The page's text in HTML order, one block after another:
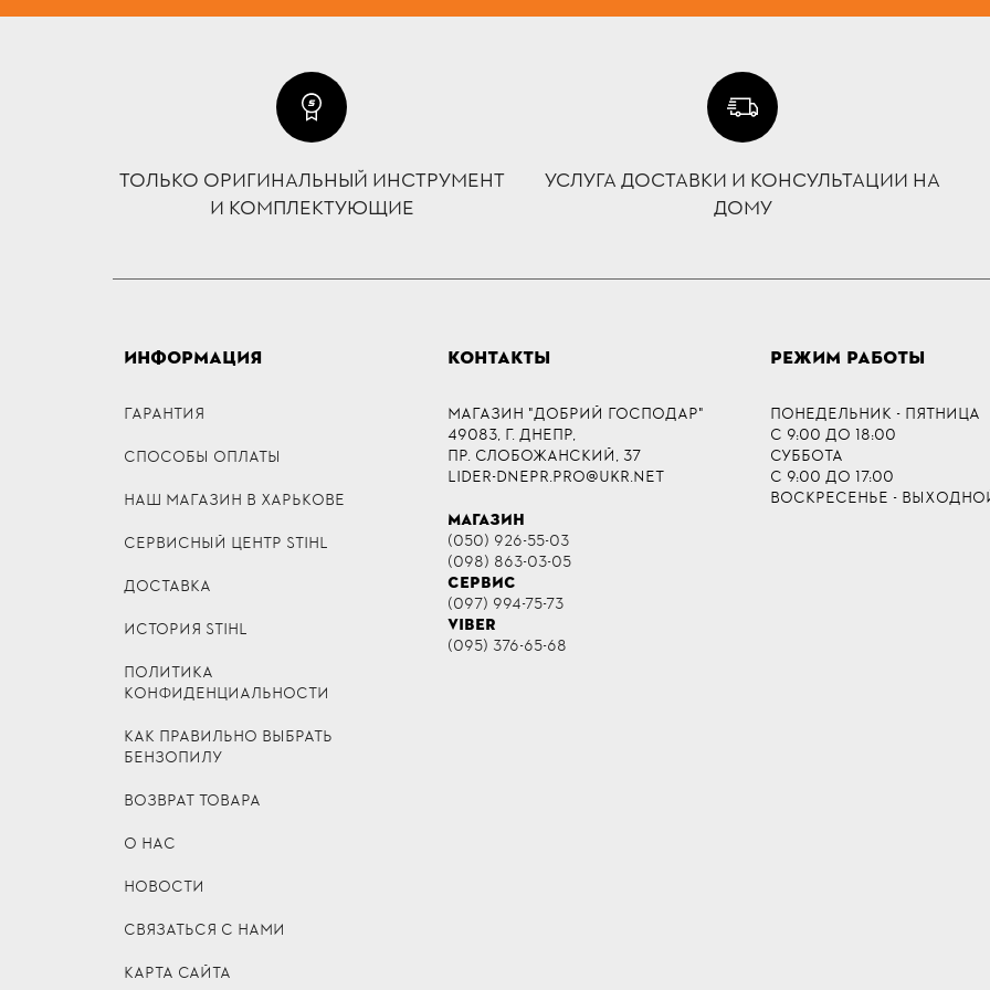
ТОЛЬКО ОРИГИНАЛЬНЫЙ ИНСТРУМЕНТ
И КОМПЛЕКТУЮЩИЕ
УСЛУГА ДОСТАВКИ И КОНСУЛЬТАЦИИ НА
ДОМУ
ИНФОРМАЦИЯ
ГАРАНТИЯ
СПОСОБЫ ОПЛАТЫ
НАШ МАГАЗИН В ХАРЬКОВЕ
СЕРВИСНЫЙ ЦЕНТР STIHL
ДОСТАВКА
ИСТОРИЯ STIHL
ПОЛИТИКА
КОНФИДЕНЦИАЛЬНОСТИ
КАК ПРАВИЛЬНО ВЫБРАТЬ
БЕНЗОПИЛУ
ВОЗВРАТ ТОВАРА
О НАС
НОВОСТИ
СВЯЗАТЬСЯ С НАМИ
КАРТА САЙТА
КОНТАКТЫ
МАГАЗИН "ДОБРИЙ ГОСПОДАР"
49083, Г. ДНЕПР,
ПР. СЛОБОЖАНСКИЙ, 37
LIDER-DNEPR.PRO@UKR.NET
МАГАЗИН
(050) 926-55-03
(098) 863-03-05
СЕРВИС
(097) 994-75-73
VIBER
(095) 376-65-68
РЕЖИМ РАБОТЫ
ПОНЕДЕЛЬНИК - ПЯТНИЦА
С 9:00 ДО 18:00
СУББОТА
С 9:00 ДО 17:00
ВОСКРЕСЕНЬЕ -